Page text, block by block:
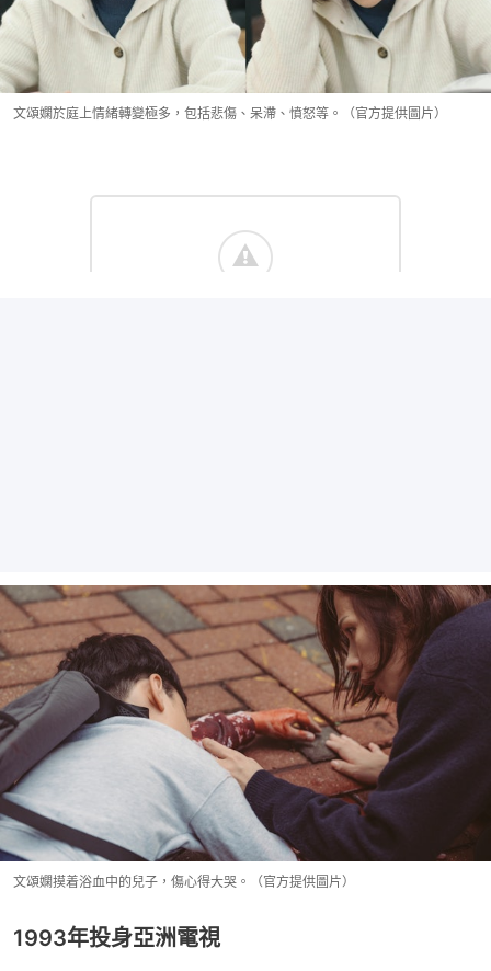
文頌嫻於庭上情緒轉變極多，包括悲傷、呆滯、憤怒等。（官方提供圖片）
文頌嫻摸着浴血中的兒子，傷心得大哭。（官方提供圖片）
1993年投身亞洲電視